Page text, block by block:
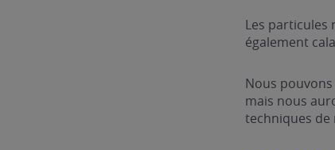
Les particules
également
Nous
mais nous
techniques de